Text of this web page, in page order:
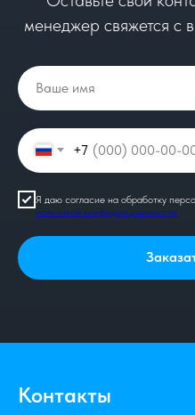
менеджер свяжется с
+7
Я даю согласие на обработку
политикой конфиденциальности
Контакты